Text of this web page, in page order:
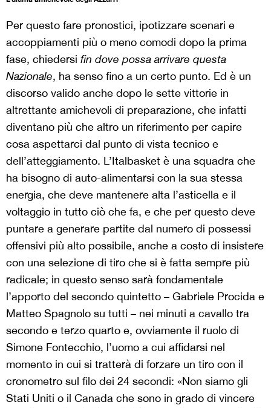
Per questo fare pronostici, ipotizzare scenari e
accoppiamenti più o meno comodi dopo la prima
fase, chiedersi fin dove possa arrivare questa
Nazionale, ha senso fino a un certo punto. Ed è un
discorso valido anche dopo le sette vittorie in
altrettante amichevoli di preparazione, che infatti
diventano più che altro un riferimento per capire
cosa aspettarci dal punto di vista tecnico e
dell’atteggiamento. L’Italbasket è una squadra che
ha bisogno di auto-alimentarsi con la sua stessa
energia, che deve mantenere alta l’asticella e il
voltaggio in tutto ciò che fa, e che per questo deve
puntare a generare partite dal numero di possessi
offensivi più alto possibile, anche a costo di insistere
con una selezione di tiro che si è fatta sempre più
radicale; in questo senso sarà fondamentale
l’apporto del secondo quintetto – Gabriele Procida e
Matteo Spagnolo su tutti – nei minuti a cavallo tra
secondo e terzo quarto e, ovviamente il ruolo di
Simone Fontecchio, l’uomo a cui affidarsi nel
momento in cui si tratterà di forzare un tiro con il
cronometro sul filo dei 24 secondi: «Non siamo gli
Stati Uniti o il Canada che sono in grado di vincere